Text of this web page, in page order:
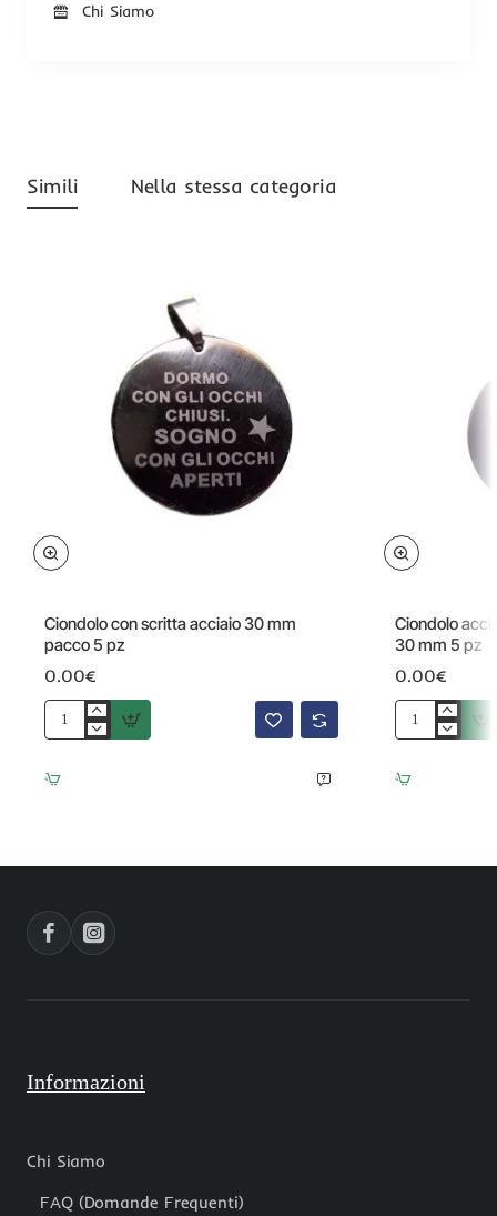
Chi Siamo
Simili Nella stessa categoria
Omaggio
Ciondolo con scritta acciaio 30 mm
pacco 5 pz
0.00€
Ciondolo
scritta
acciaio
Omaggio
Ciondolo
30 mm 5 pz
0.00€
Ciondolo
scritta
Partire
Informazioni
Chi Siamo
FAQ (Domande Frequenti)